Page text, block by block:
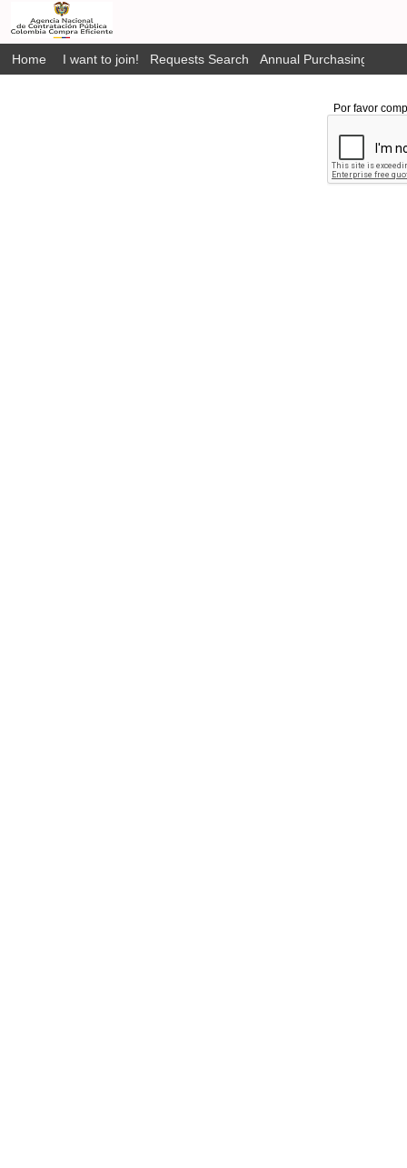
Home I want to join! Requests Search Annual Purchasing Plan
Por favor